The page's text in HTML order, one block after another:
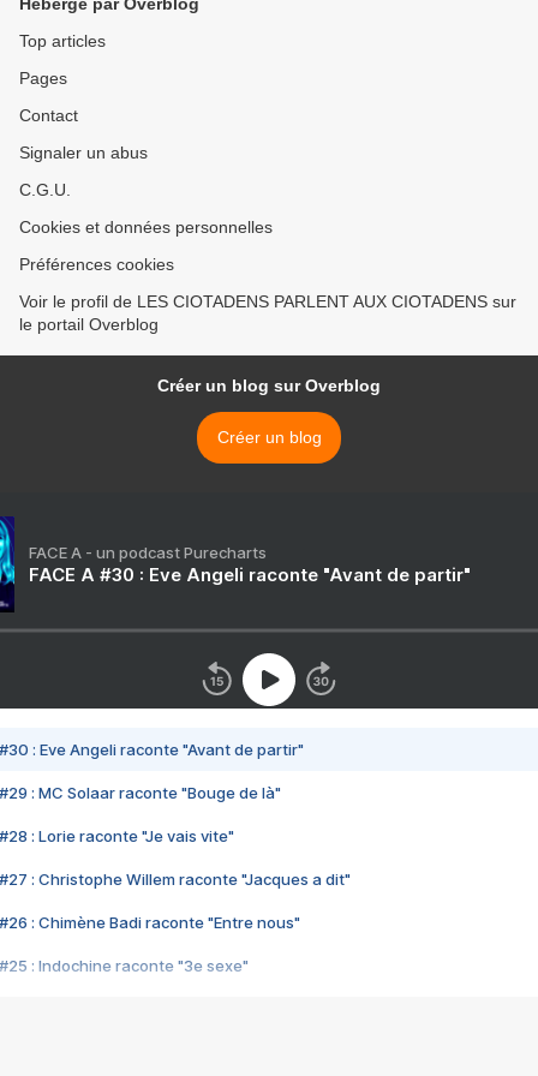
Top articles
Pages
Contact
Signaler un abus
C.G.U.
Cookies et données personnelles
Préférences cookies
Voir le profil de LES CIOTADENS PARLENT AUX CIOTADENS sur
le portail Overblog
Créer un blog sur Overblog
Créer un blog
FACE A - un podcast Purecharts
FACE A #30 : Eve Angeli raconte "Avant de partir"
#30 : Eve Angeli raconte "Avant de partir"
#29 : MC Solaar raconte "Bouge de là"
#28 : Lorie raconte "Je vais vite"
#27 : Christophe Willem raconte "Jacques a dit"
#26 : Chimène Badi raconte "Entre nous"
#25 : Indochine raconte "3e sexe"